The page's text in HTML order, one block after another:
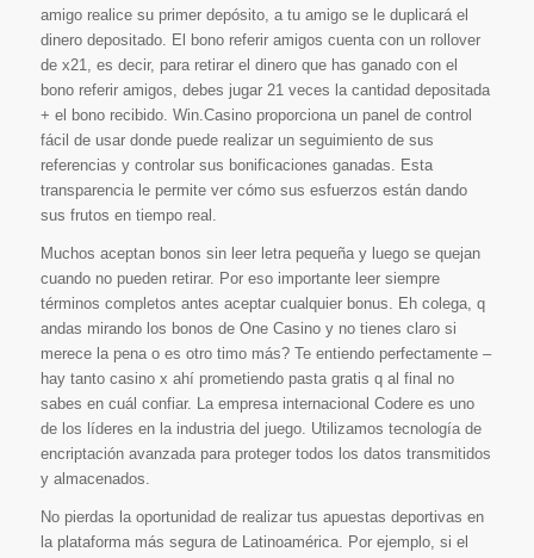
amigo realice su primer depósito, a tu amigo se le duplicará el
dinero depositado. El bono referir amigos cuenta con un rollover
de x21, es decir, para retirar el dinero que has ganado con el
bono referir amigos, debes jugar 21 veces la cantidad depositada
+ el bono recibido. Win.Casino proporciona un panel de control
fácil de usar donde puede realizar un seguimiento de sus
referencias y controlar sus bonificaciones ganadas. Esta
transparencia le permite ver cómo sus esfuerzos están dando
sus frutos en tiempo real.
Muchos aceptan bonos sin leer letra pequeña y luego se quejan
cuando no pueden retirar. Por eso importante leer siempre
términos completos antes aceptar cualquier bonus. Eh colega, q
andas mirando los bonos de One Casino y no tienes claro si
merece la pena o es otro timo más? Te entiendo perfectamente –
hay tanto casino x ahí prometiendo pasta gratis q al final no
sabes en cuál confiar. La empresa internacional Codere es uno
de los líderes en la industria del juego. Utilizamos tecnología de
encriptación avanzada para proteger todos los datos transmitidos
y almacenados.
No pierdas la oportunidad de realizar tus apuestas deportivas en
la plataforma más segura de Latinoamérica. Por ejemplo, si el